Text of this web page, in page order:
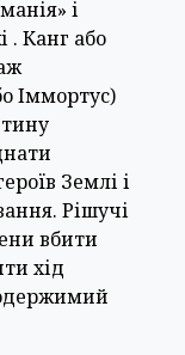
і
. Канг або
Іммортус)
Землі і
Рішучі
вбити
хід